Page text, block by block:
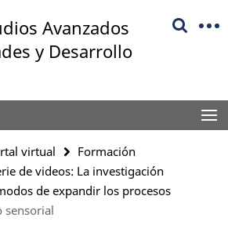
Avanzados
y Desarrollo
virtual
Formación
de videos: La investigación
de expandir los procesos
sensorial